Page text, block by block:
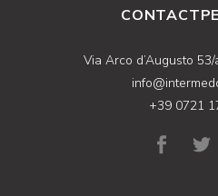
Via Arco d’Augusto
+39 0721